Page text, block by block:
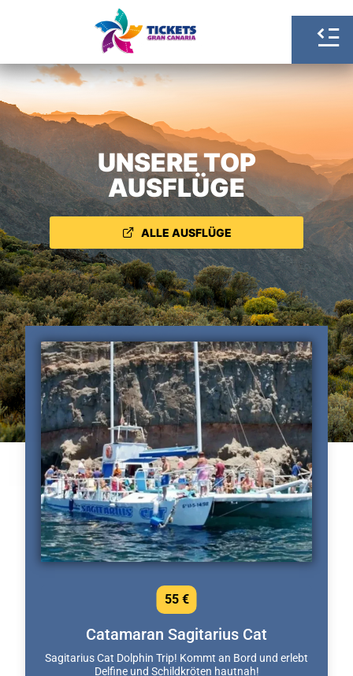
UNSERE TOP
AUSFLÜGE
ALLE AUSFLÜGE
Catamaran Sagitarius Cat
Sagitarius Cat Dolphin Trip! Kommt an Bord und erlebt
Delfine und Schildkröten hautnah!
55 €